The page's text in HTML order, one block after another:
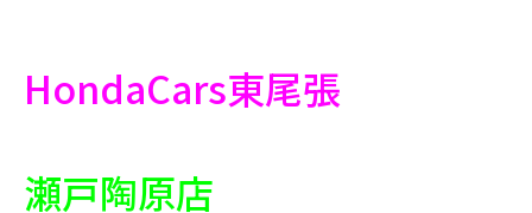
HondaCars東尾張
瀬戸陶原店